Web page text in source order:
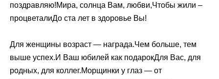
поздравляю!Мира, солнца Вам, любви,Чтобы жили –
процветалиДо ста лет в здоровье Вы!
Для женщины возраст — награда.Чем больше, тем
выше успех.И Ваш юбилей как подарокДля Вас, для
родных, для коллег.Морщинки у глаз — от